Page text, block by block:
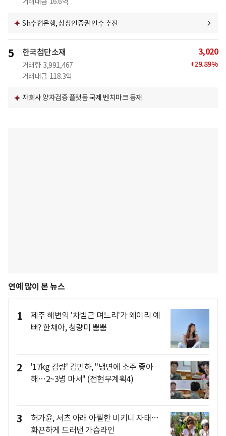
Sh수협은행, 상상인증권 인수 추진
5 한국첨단소재
거래량 3,991,467
거래대금 118.3억
3,020
+29.89%
자회사 양자검증 플랫폼 국제 벤치마크 등재
연예 많이 본 뉴스
1
제주 해변의 '차범근 며느리'가 왜이리 예
뻐? 한채아, 청량미 뿜뿜
2
'17kg 감량' 김민하, "냉면에 소주 좋아
해…2~3병 마셔" (전현무계획4)
3
허가윤, 셔츠 아래 아찔한 비키니 자태…
화끈하게 드러낸 가슴라인